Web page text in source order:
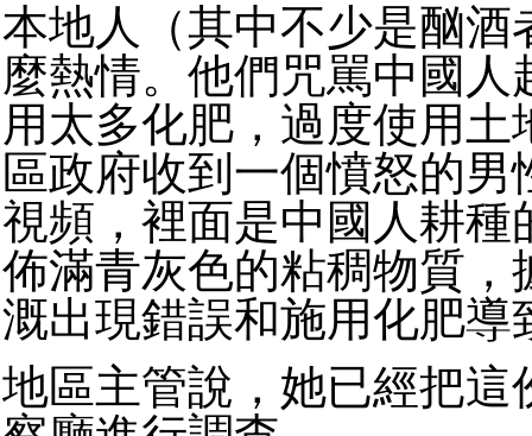
本地人（其中不少是酗酒
麼熱情。他們咒駡中國人
用太多化肥，過度使用土
區政府收到一個憤怒的男
視頻，裡面是中國人耕種
佈滿青灰色的粘稠物質，
溉出現錯誤和施用化肥導
地區主管說，她已經把這